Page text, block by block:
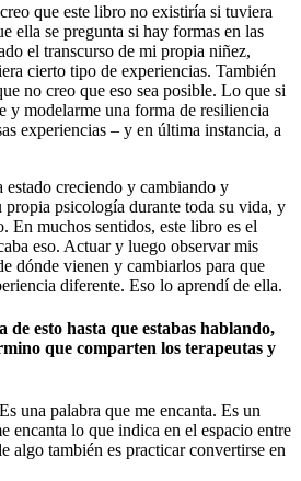
que este libro no existiría si tuviera
ella se pregunta si hay formas en las
el transcurso de mi propia niñez,
cierto tipo de experiencias. También
no creo que eso sea posible. Lo que si
y modelarme una forma de resiliencia
experiencias – y en última instancia, a
estado creciendo y cambiando y
psicología durante toda su vida, y
En muchos sentidos, este libro es el
eso. Actuar y luego observar mis
dónde vienen y cambiarlos para que
diferente. Eso lo aprendí de ella.
de esto hasta que estabas hablando,
que comparten los terapeutas y
una palabra que me encanta. Es un
encanta lo que indica en el espacio entre
algo también es practicar convertirse en